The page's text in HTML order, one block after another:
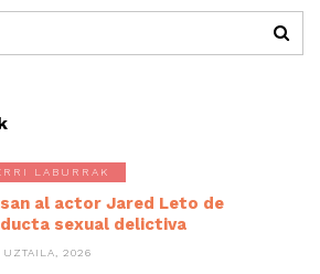
LABURRAK
al actor Jared Leto de
sexual delictiva
UZTAILA, 2026